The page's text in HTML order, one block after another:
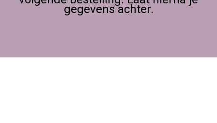
Ontdek Poly-Props bij Foamtastic
materialen? Ontdek het Poly-Props-assortiment via
gegevens achter.